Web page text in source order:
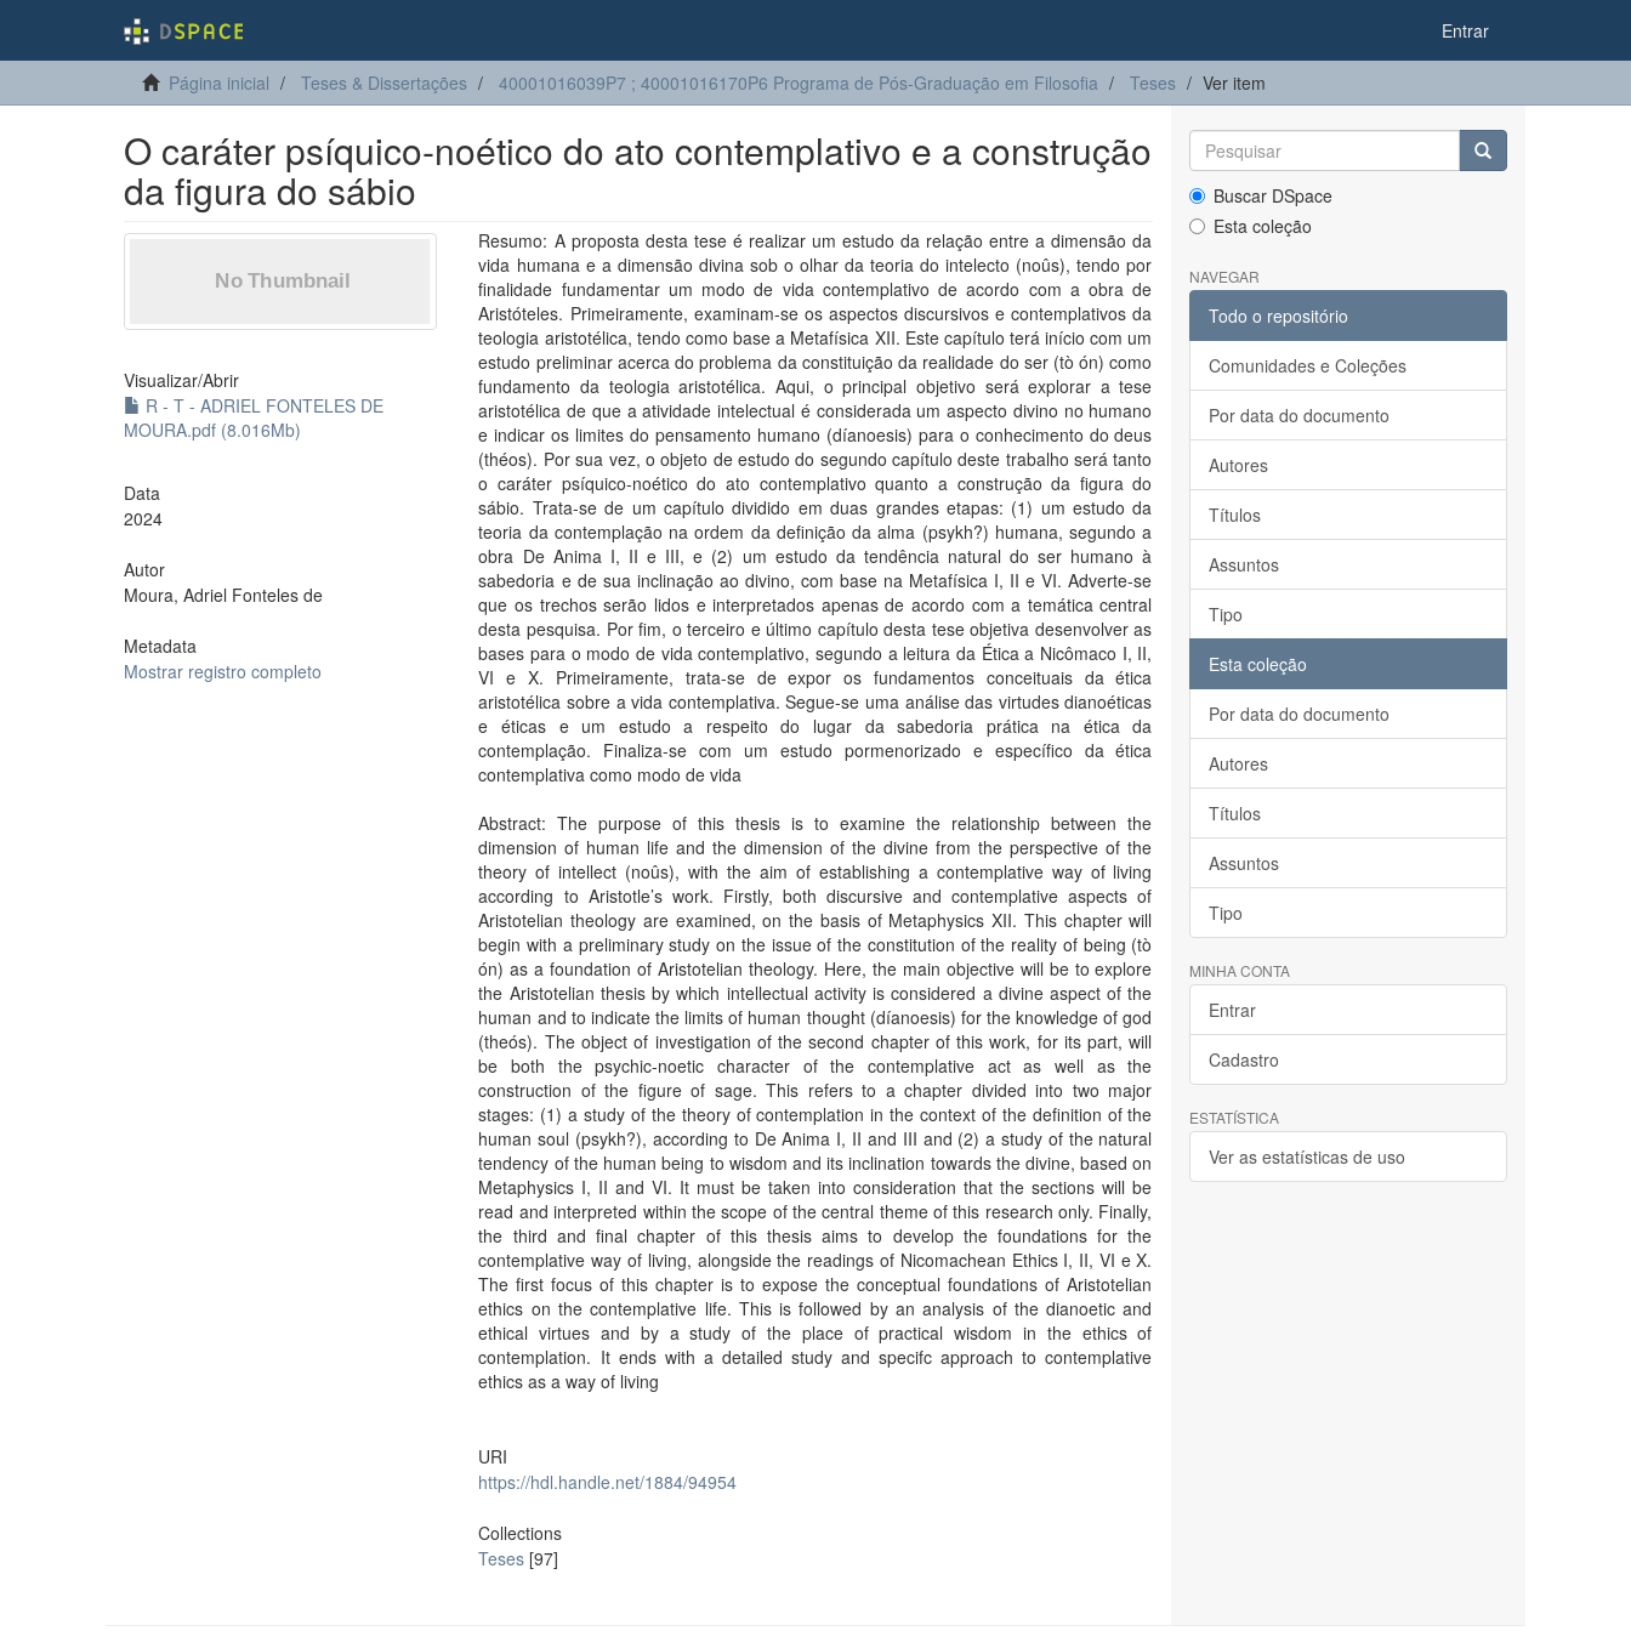
Entrar
Página inicial Teses & Dissertações 40001016039P7 ; 40001016170P6 Programa de Pós-Graduação em Filosofia Teses Ver item
O caráter psíquico-noético do ato contemplativo e a construção
da figura do sábio
Visualizar/Abrir
R - T - ADRIEL FONTELES DE
MOURA.pdf (8.016Mb)
Data
2024
Autor
Moura, Adriel Fonteles de
Metadata
Mostrar registro completo
Resumo: A proposta desta tese é realizar um estudo da relação entre a dimensão da
vida humana e a dimensão divina sob o olhar da teoria do intelecto (noûs), tendo por
finalidade fundamentar um modo de vida contemplativo de acordo com a obra de
Aristóteles. Primeiramente, examinam-se os aspectos discursivos e contemplativos da
teologia aristotélica, tendo como base a Metafísica XII. Este capítulo terá início com um
estudo preliminar acerca do problema da constituição da realidade do ser (tò ón) como
fundamento da teologia aristotélica. Aqui, o principal objetivo será explorar a tese
aristotélica de que a atividade intelectual é considerada um aspecto divino no humano
e indicar os limites do pensamento humano (díanoesis) para o conhecimento do deus
(théos). Por sua vez, o objeto de estudo do segundo capítulo deste trabalho será tanto
o caráter psíquico-noético do ato contemplativo quanto a construção da figura do
sábio. Trata-se de um capítulo dividido em duas grandes etapas: (1) um estudo da
teoria da contemplação na ordem da definição da alma (psykh?) humana, segundo a
obra De Anima I, II e III, e (2) um estudo da tendência natural do ser humano à
sabedoria e de sua inclinação ao divino, com base na Metafísica I, II e VI. Adverte-se
que os trechos serão lidos e interpretados apenas de acordo com a temática central
desta pesquisa. Por fim, o terceiro e último capítulo desta tese objetiva desenvolver as
bases para o modo de vida contemplativo, segundo a leitura da Ética a Nicômaco I, II,
VI e X. Primeiramente, trata-se de expor os fundamentos conceituais da ética
aristotélica sobre a vida contemplativa. Segue-se uma análise das virtudes dianoéticas
e éticas e um estudo a respeito do lugar da sabedoria prática na ética da
contemplação. Finaliza-se com um estudo pormenorizado e específico da ética
contemplativa como modo de vida
Abstract: The purpose of this thesis is to examine the relationship between the
dimension of human life and the dimension of the divine from the perspective of the
theory of intellect (noûs), with the aim of establishing a contemplative way of living
according to Aristotle’s work. Firstly, both discursive and contemplative aspects of
Aristotelian theology are examined, on the basis of Metaphysics XII. This chapter will
begin with a preliminary study on the issue of the constitution of the reality of being (tò
ón) as a foundation of Aristotelian theology. Here, the main objective will be to explore
the Aristotelian thesis by which intellectual activity is considered a divine aspect of the
human and to indicate the limits of human thought (díanoesis) for the knowledge of god
(theós). The object of investigation of the second chapter of this work, for its part, will
be both the psychic-noetic character of the contemplative act as well as the
construction of the figure of sage. This refers to a chapter divided into two major
stages: (1) a study of the theory of contemplation in the context of the definition of the
human soul (psykh?), according to De Anima I, II and III and (2) a study of the natural
tendency of the human being to wisdom and its inclination towards the divine, based on
Metaphysics I, II and VI. It must be taken into consideration that the sections will be
read and interpreted within the scope of the central theme of this research only. Finally,
the third and final chapter of this thesis aims to develop the foundations for the
contemplative way of living, alongside the readings of Nicomachean Ethics I, II, VI e X.
The first focus of this chapter is to expose the conceptual foundations of Aristotelian
ethics on the contemplative life. This is followed by an analysis of the dianoetic and
ethical virtues and by a study of the place of practical wisdom in the ethics of
contemplation. It ends with a detailed study and specifc approach to contemplative
ethics as a way of living
URI
https://hdl.handle.net/1884/94954
Collections
Teses [97]
Buscar DSpace
Esta coleção
NAVEGAR
Todo o repositório
Comunidades e Coleções
Por data do documento
Autores
Títulos
Assuntos
Tipo
Esta coleção
Por data do documento
Autores
Títulos
Assuntos
Tipo
MINHA CONTA
Entrar
Cadastro
ESTATÍSTICA
Ver as estatísticas de uso